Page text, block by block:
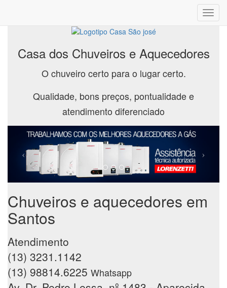
Casa dos Chuveiros e Aquecedores
O chuveiro certo para o lugar certo.
Qualidade, bons preços, pontualidade e
atendimento diferenciado
Chuveiros e aquecedores em
Santos
Atendimento
(13) 3231.1142
(13) 98814.6225 Whatsapp